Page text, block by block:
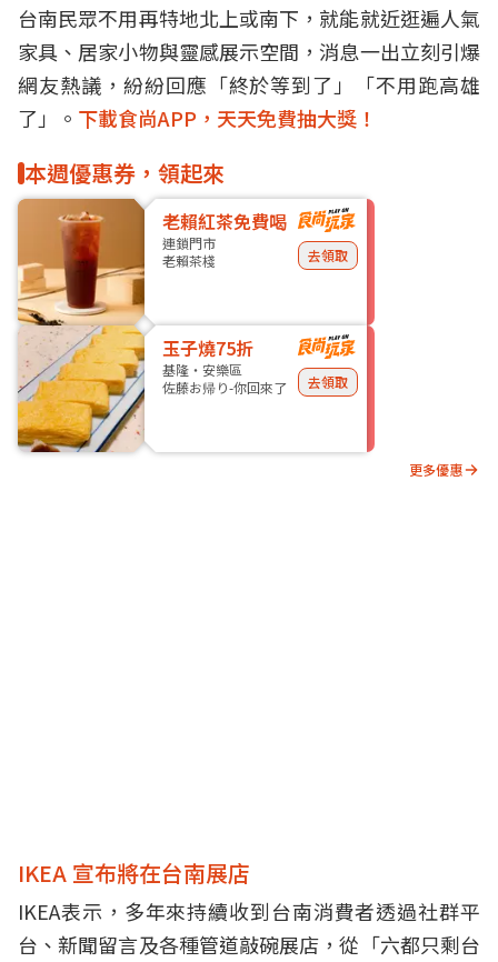
台南民眾不用再特地北上或南下，就能就近逛遍人氣
家具、居家小物與靈感展示空間，消息一出立刻引爆
網友熱議，紛紛回應「終於等到了」「不用跑高雄
了」。 下載食尚APP，天天免費抽大獎！
本週優惠券，領起來
老賴紅茶免費喝
連鎖門市
老賴茶棧
去領取
玉子燒75折
基隆・安樂區
佐藤お帰り-你回來了
去領取
更多優惠
IKEA 宣布將在台南展店
IKEA表示，多年來持續收到台南消費者透過社群平
台、新聞留言及各種管道敲碗展店，從「六都只剩台